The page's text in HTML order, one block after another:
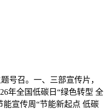
号召。一、三部宣传片，
年全国低碳日“绿色转型 全
宣传周“节能新起点 低碳